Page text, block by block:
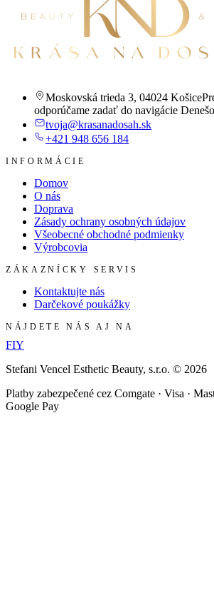
Moskovská trieda 3, 04024 Košice
odporúčame zadať do navigácie
tvoja@krasanadosah.sk
+421 948 656 184
INFORMÁCIE
Domov
O nás
Doprava
Zásady ochrany osobných údajov
Všeobecné obchodné podmienky
Výrobcovia
ZÁKAZNÍCKY SERVIS
Kontaktujte nás
Darčekové poukážky
NÁJDETE NÁS AJ NA
FIY
Stefani Vencel Esthetic Beauty, s.r.o. © 2026
Platby zabezpečené cez Comgate · Visa ·
Google Pay